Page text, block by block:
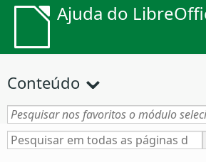
Ajuda do
Conteúdo